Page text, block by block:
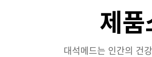
제품
대석메드는 인간의 건